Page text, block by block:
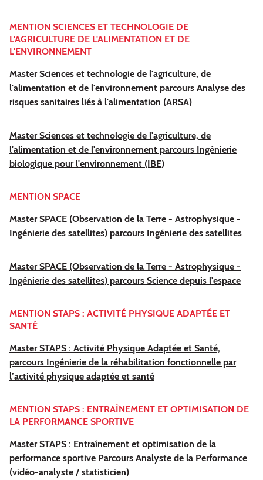
MENTION SCIENCES ET TECHNOLOGIE DE
L'AGRICULTURE DE L'ALIMENTATION ET DE
L'ENVIRONNEMENT
Master Sciences et technologie de l'agriculture, de
l'alimentation et de l'environnement parcours Analyse des
risques sanitaires liés à l'alimentation (ARSA)
Master Sciences et technologie de l'agriculture, de
l'alimentation et de l'environnement parcours Ingénierie
biologique pour l'environnement (IBE)
MENTION SPACE
Master SPACE (Observation de la Terre - Astrophysique -
Ingénierie des satellites) parcours Ingénierie des satellites
Master SPACE (Observation de la Terre - Astrophysique -
Ingénierie des satellites) parcours Science depuis l'espace
MENTION STAPS : ACTIVITÉ PHYSIQUE ADAPTÉE ET
SANTÉ
Master STAPS : Activité Physique Adaptée et Santé,
parcours Ingénierie de la réhabilitation fonctionnelle par
l’activité physique adaptée et santé
MENTION STAPS : ENTRAÎNEMENT ET OPTIMISATION DE
LA PERFORMANCE SPORTIVE
Master STAPS : Entraînement et optimisation de la
performance sportive Parcours Analyste de la Performance
(vidéo-analyste / statisticien)